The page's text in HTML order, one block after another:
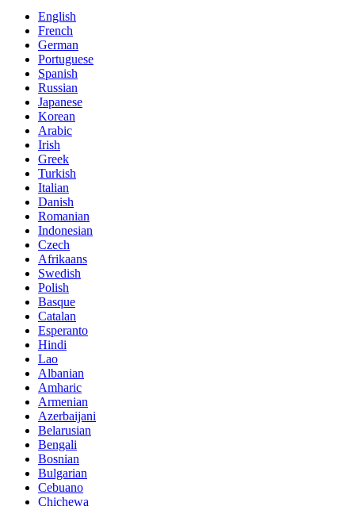
English
French
German
Portuguese
Spanish
Russian
Japanese
Korean
Arabic
Irish
Greek
Turkish
Italian
Danish
Romanian
Indonesian
Czech
Afrikaans
Swedish
Polish
Basque
Catalan
Esperanto
Hindi
Lao
Albanian
Amharic
Armenian
Azerbaijani
Belarusian
Bengali
Bosnian
Bulgarian
Cebuano
Chichewa